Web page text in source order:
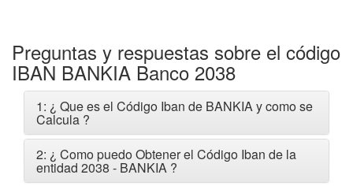
Preguntas y respuestas sobre el código
IBAN BANKIA Banco 2038
1: ¿ Que es el Código Iban de BANKIA y como se
Calcula ?
2: ¿ Como puedo Obtener el Código Iban de la
entidad 2038 - BANKIA ?